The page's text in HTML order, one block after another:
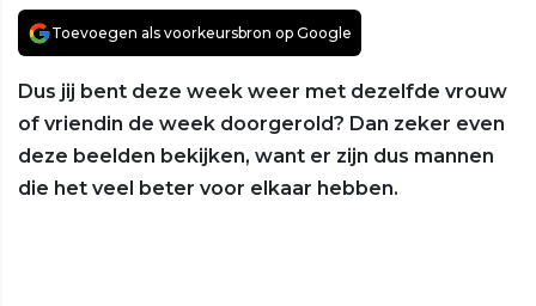
Toevoegen als voorkeursbron op Google
Dus jij bent deze week weer met dezelfde vrouw
of vriendin de week doorgerold? Dan zeker even
deze beelden bekijken, want er zijn dus mannen
die het veel beter voor elkaar hebben.